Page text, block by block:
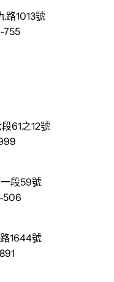
路1013號
755
61之12號
段59號
506
1644號